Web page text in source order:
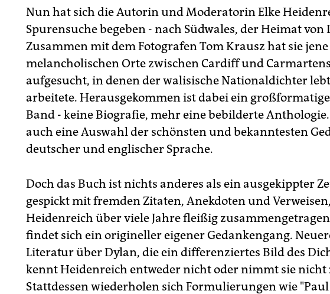
Nun hat sich die Autorin und Moderatorin Elke
Spurensuche begeben - nach Südwales, der Heimat von
Zusammen mit dem Fotografen Tom Krausz hat sie
melancholischen Orte zwischen Cardiff und
aufgesucht, in denen der walisische Nationaldichter
arbeitete. Herausgekommen ist dabei ein
Band - keine Biografie, mehr eine bebilderte
auch eine Auswahl der schönsten und bekanntesten
deutscher und englischer Sprache.
Doch das Buch ist nichts anderes als ein ausgekippter
gespickt mit fremden Zitaten, Anekdoten und
Heidenreich über viele Jahre fleißig
findet sich ein origineller eigener Gedankengang.
Literatur über Dylan, die ein differenziertes Bild des
kennt Heidenreich entweder nicht oder nimmt sie nicht
Stattdessen wiederholen sich Formulierungen wie